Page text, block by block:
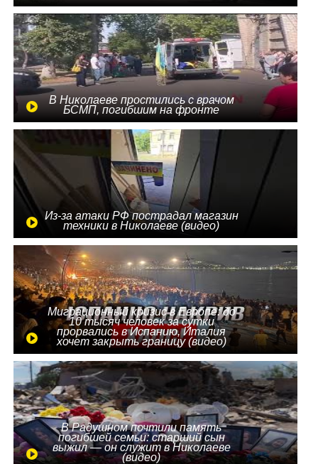
В Николаеве простились с врачом
БСМП, погибшим на фронте
Из-за атаки РФ пострадал магазин
техники в Николаеве (видео)
Миграционный кризис в Европе: до
10 тысяч человек за сутки
прорвались в Испанию, Италия
хочет закрыть границу (видео)
В Радушном почтили память
погибшей семьи: старший сын
выжил — он служит в Николаеве
(видео)